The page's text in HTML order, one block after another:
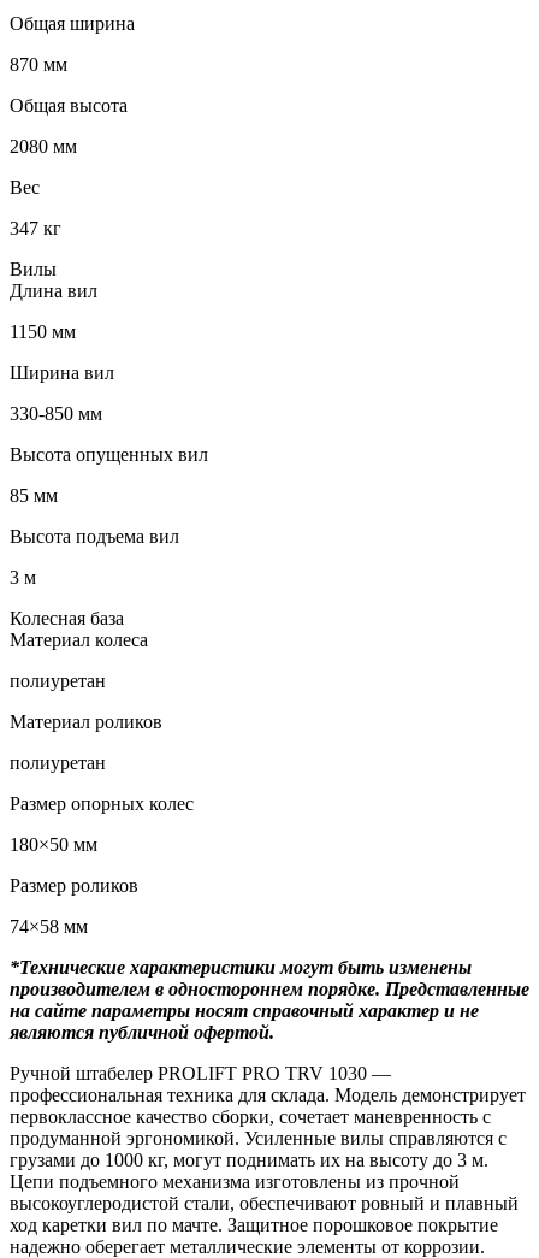
Общая ширина
870 мм
Общая высота
2080 мм
Вес
347 кг
Вилы
Длина вил
1150 мм
Ширина вил
330-850 мм
Высота опущенных вил
85 мм
Высота подъема вил
3 м
Колесная база
Материал колеса
полиуретан
Материал роликов
полиуретан
Размер опорных колес
180×50 мм
Размер роликов
74×58 мм
*Технические характеристики могут быть изменены
производителем в одностороннем порядке. Представленные
на сайте параметры носят справочный характер и не
являются публичной офертой.
Ручной штабелер PROLIFT PRO TRV 1030 —
профессиональная техника для склада. Модель демонстрирует
первоклассное качество сборки, сочетает маневренность с
продуманной эргономикой. Усиленные вилы справляются с
грузами до 1000 кг, могут поднимать их на высоту до 3 м.
Цепи подъемного механизма изготовлены из прочной
высокоуглеродистой стали, обеспечивают ровный и плавный
ход каретки вил по мачте. Защитное порошковое покрытие
надежно оберегает металлические элементы от коррозии.